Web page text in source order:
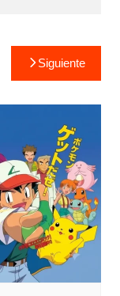
Siguiente